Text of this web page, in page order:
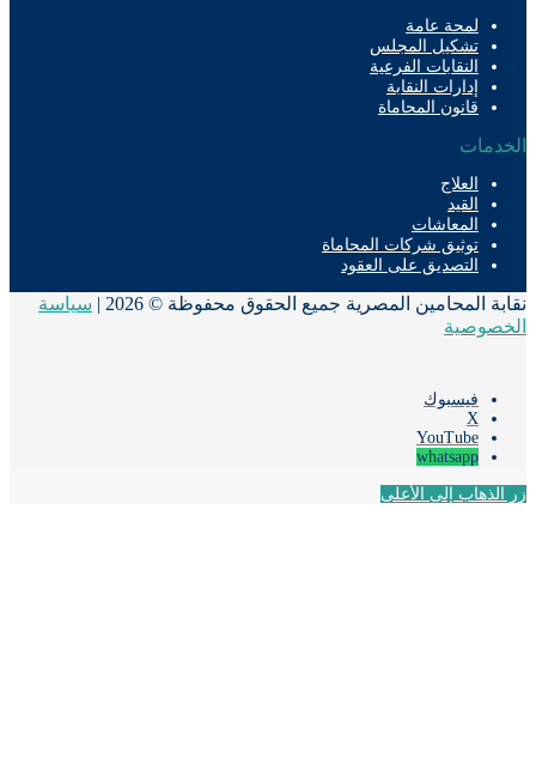
لمحة عامة
تشكيل المجلس
النقابات الفرعية
إدارات النقابة
قانون المحاماة
العلاج
القيد
المعاشات
توثيق شركات المحاماة
التصديق على العقود
المحامين المصرية جميع الحقوق محفوظة © 2026 |
سياسة
فيسبوك
‫YouTube
whatsapp
إلى الأعلى